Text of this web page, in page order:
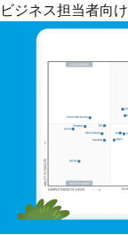
ビジネス担当者向け